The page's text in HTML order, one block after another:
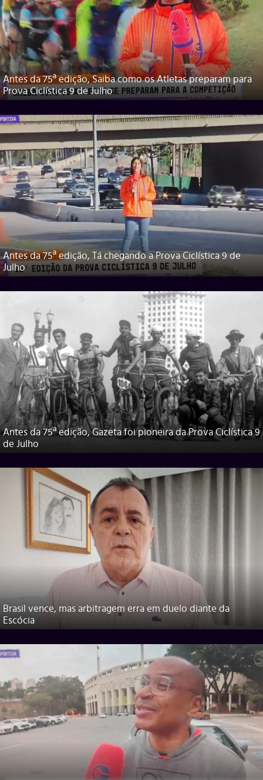
Antes da 75ª edição, Saiba como os Atletas preparam para
Prova Ciclística 9 de Julho
Antes da 75ª edição, Tá chegando a Prova Ciclística 9 de
Julho
Antes da 75ª edição, Gazeta foi pioneira da Prova Ciclística 9
de Julho
Brasil vence, mas arbitragem erra em duelo diante da
Escócia